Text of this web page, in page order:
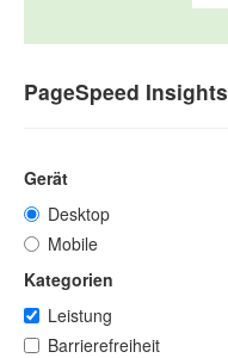
PageSpeed Insights
Gerät
Desktop
Mobile
Kategorien
Leistung
Barrierefreiheit